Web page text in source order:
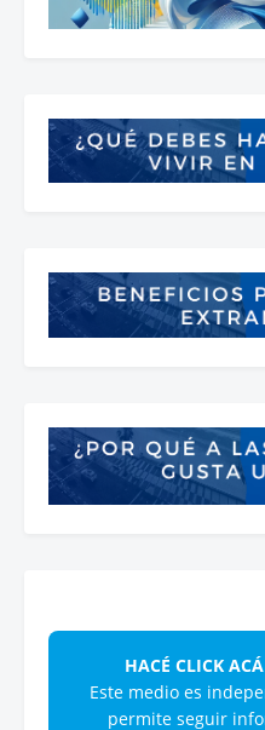
HACÉ CLICK
Este medio es
permite seguir